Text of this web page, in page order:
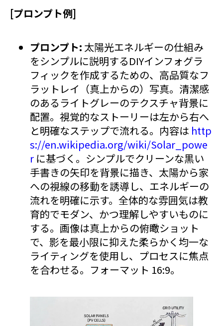
[プロンプト例]
プロンプト: 太陽光エネルギーの仕組み
をシンプルに説明するDIYインフォグラ
フィックを作成するための、高品質なフ
ラットレイ（真上からの）写真。清潔感
のあるライトグレーのテクスチャ背景に
配置。視覚的なストーリーは左から右へ
と明確なステップで流れる。内容は http
s://en.wikipedia.org/wiki/Solar_powe
r に基づく。シンプルでクリーンな黒い
手書きの矢印を背景に描き、太陽から家
への視線の移動を誘導し、エネルギーの
流れを明確に示す。全体的な雰囲気は教
育的でモダン、かつ理解しやすいものに
する。画像は真上からの俯瞰ショット
で、影を最小限に抑えた柔らかく均一な
ライティングを使用し、プロセスに焦点
を合わせる。フォーマット 16:9。